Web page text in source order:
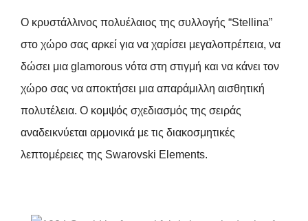
Ο κρυστάλλινος πολυέλαιος της συλλογής “Stellina”
στο χώρο σας αρκεί για να χαρίσει μεγαλοπρέπεια, να
δώσει μια glamorous νότα στη στιγμή και να κάνει τον
χώρο σας να αποκτήσει μια απαράμιλλη αισθητική
πολυτέλεια. Ο κομψός σχεδιασμός της σειράς
αναδεικνύεται αρμονικά με τις διακοσμητικές
λεπτομέρειες της Swarovski Elements.